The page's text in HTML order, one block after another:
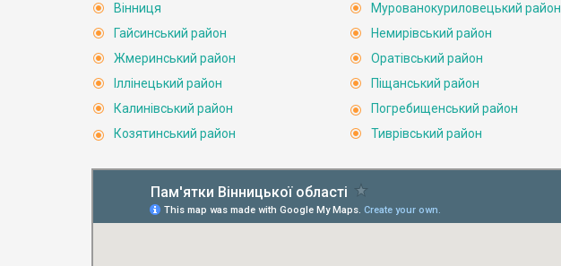
Вінниця
Гайсинський район
Жмеринський район
Іллінецький район
Калинівський район
Козятинський район
Мурованокуриловецький район
Немирівський район
Оратівський район
Піщанський район
Погребищенський район
Тиврівський район